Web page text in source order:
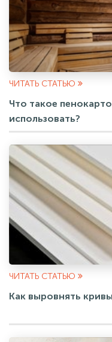
ЧИТАТЬ СТАТЬЮ
Что такое
использовать?
ЧИТАТЬ СТАТЬЮ
Как выровнять